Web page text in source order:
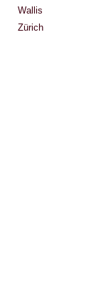
Wallis
Zürich